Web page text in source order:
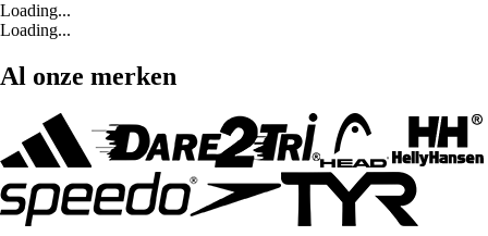
Loading...
Loading...
Al onze merken